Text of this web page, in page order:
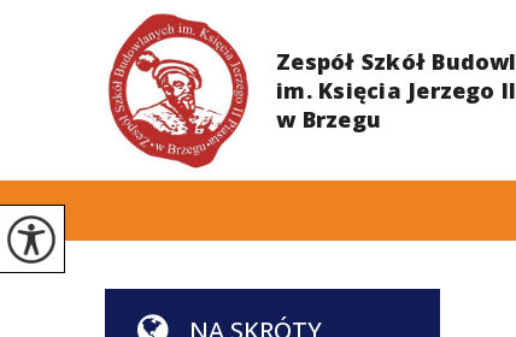
NA SKRÓTY